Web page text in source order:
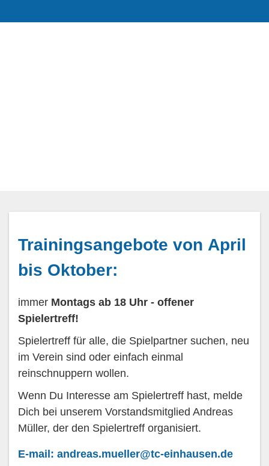
Trainingsangebote von April
bis Oktober:
immer Montags ab 18 Uhr - offener
Spielertreff!
Spielertreff für alle, die Spielpartner suchen, neu
im Verein sind oder einfach einmal
reinschnuppern wollen.
Wenn Du Interesse am Spielertreff hast, melde
Dich bei unserem Vorstandsmitglied Andreas
Müller, der den Spielertreff organisiert.
E-mail: andreas.mueller@tc-einhausen.de